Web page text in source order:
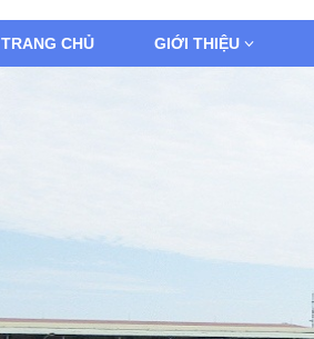
TRANG CHỦ GIỚI THIỆU